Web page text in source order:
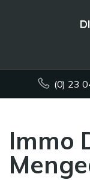
(0) 23
Immo